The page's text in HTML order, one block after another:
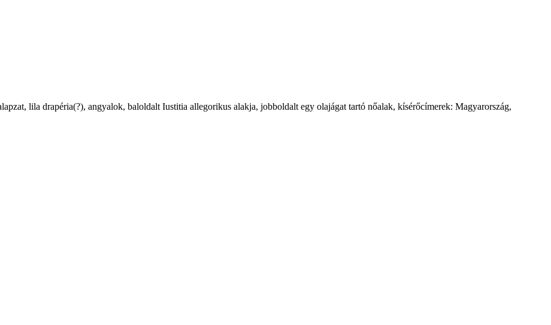
lila drapéria(?), angyalok, baloldalt Iustitia allegorikus alakja, jobboldalt egy olajágat tartó nőalak, kísérőcímerek: Magyarország,